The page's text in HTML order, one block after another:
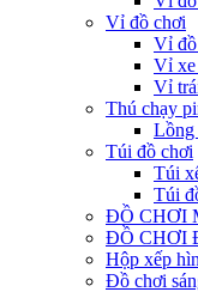
Vỉ đồ chơi
Vỉ đồ
Vỉ xe
Vỉ
Thú chạy
Lồng
Túi đồ chơi
Túi
Túi
ĐỒ CHƠI
ĐỒ CHƠI
Hộp xếp
Đồ chơi